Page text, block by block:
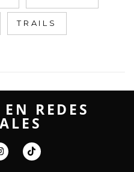
TRAILS
REDES